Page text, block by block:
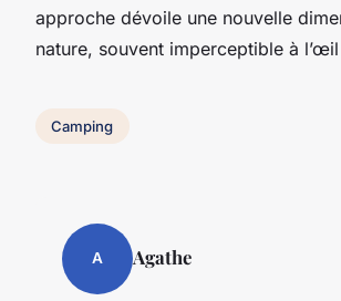
approche dévoile une nouvelle
nature, souvent imperceptible à
Camping
A Agathe